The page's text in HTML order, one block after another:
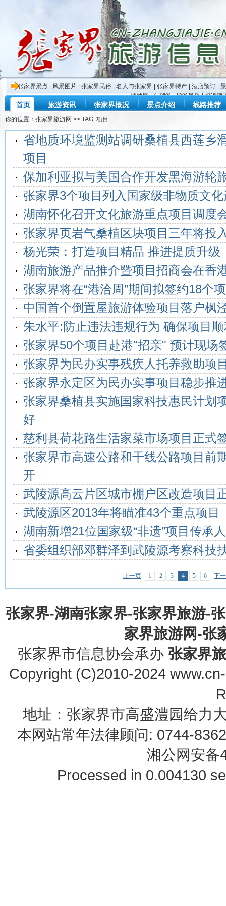
张家界景点 风景图片 张家界民俗 名人与张家界 张家界特产 酒店预订
通地图|自驾游|导游风采|投诉建
首页 旅游资讯 张家界概况 景点介绍 线路推荐
你的位置： 张家界旅游网 >> TAG: 项目
省地质环境监测站调研桑植县西莲乡
项目
保加利亚拟与美国合作开发黑海游轮
张家界3个项目列入国家级非物质文
湖南怀化召开文化旅游重点项目调度
张家界页岩气桑植区块项目三年将投
杨光荣：打造项目精品 推进提质升级
湖南旅游产品推介暨项目招商会在香
张家界将在“港洽周”期间拟签约18个
中国首个倒置屋旅游体验项目落户枫
朱水平:防止违法违规行为 确保项目
张家界50个项目赴港"招亲" 预计现场
张家界为民办实事残疾人托养救助项
张家界永定区为民办实事项目稳步推
张家界桑植县实施国家科技惠民计划
好
慈利县荷花路生活家菜市场项目正式
张家界市高速公路和干线公路项目前
开
武陵源高云片区城市棚户区改造项目
武陵源区2013年将瞄准43个重点项目
湖南新增21位国家级“非遗”项目传承人
省委组织部邓群泽到武陵源考察科技
上一页 1 2 3 4 5 6 下
张家界-湖南张家界-张家界旅游-
家界旅游网-张
张家界市信息协会承办 张家界
Copyright (C)2010-2024
地址：张家界市高盛澧园给力
本网站常年法律顾问: 0744-
湘公网安备
Processed in 0.004130